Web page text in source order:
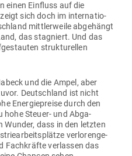
einen Ein­fluss auf die
sich doch im inter­na­tio­
mitt­ler­weile abge­hängt
das sta­gniert. Und das
struk­tu­rellen
und die Ampel, aber
Deutschland ist nicht
Ener­gie­preise durch den
hohe Steuer- und Abga­
Wunder, dass in den letzten
ver­lo­ren­ge­
Fach­kräfte ver­lassen das